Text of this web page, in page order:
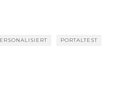
PORTALTEST